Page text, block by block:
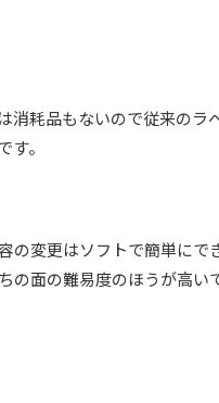
消耗品もないので従来のラ
。
の変更はソフトで簡単にで
の面の難易度のほうが高い